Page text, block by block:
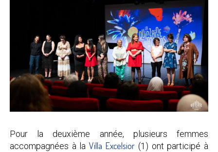
Pour la deuxième année, plusieurs femmes
accompagnées à la Villa Excelsior (1) ont participé à